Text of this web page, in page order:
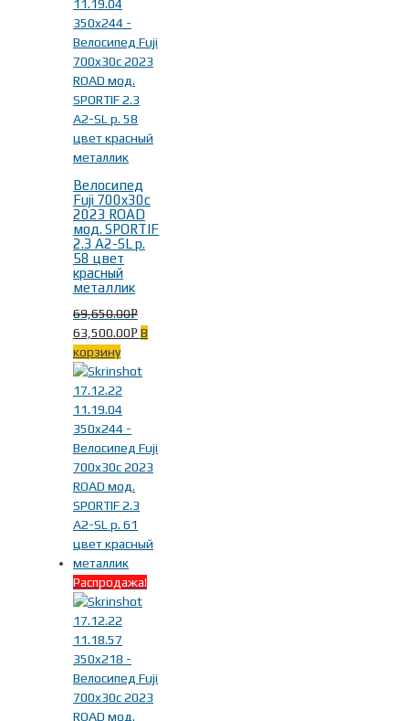
Велосипед
Fuji 700x30c
2023 ROAD
мод. SPORTIF
2.3 A2-SL р.
58 цвет
красный
металлик
69,650.00Р
63,500.00Р В
корзину
Распродажа!